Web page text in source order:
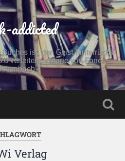
addicted
ist, den Geist hinterrücks
verleiten." - Marie von Ebner-
-
Verlag